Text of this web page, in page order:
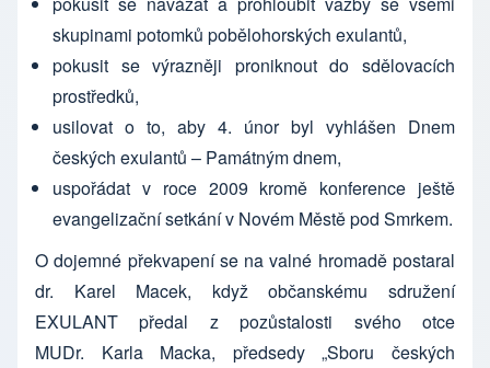
skupinami potomků pobělohorských exulantů,
pokusit se výrazněji proniknout do sdělovacích
prostředků,
usilovat o to, aby 4. únor byl vyhlášen Dnem
českých exulantů – Památným dnem,
uspořádat v roce 2009 kromě konference ještě
evangelizační setkání v Novém Městě pod Smrkem.
O dojemné překvapení se na valné hromadě postaral
dr. Karel Macek, když občanskému sdružení
EXULANT předal z pozůstalosti svého otce
MUDr. Karla Macka, předsedy „Sboru českých